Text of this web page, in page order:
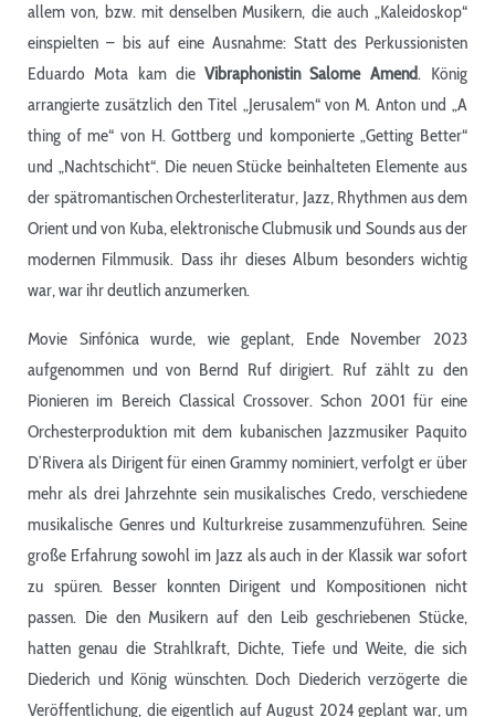
allem von, bzw. mit denselben Musikern, die auch „Kaleidoskop“
einspielten – bis auf eine Ausnahme: Statt des Perkussionisten
Eduardo Mota kam die Vibraphonistin Salome Amend. König
arrangierte zusätzlich den Titel „Jerusalem“ von M. Anton und „A
thing of me“ von H. Gottberg und komponierte „Getting Better“
und „Nachtschicht“. Die neuen Stücke beinhalteten Elemente aus
der spätromantischen Orchesterliteratur, Jazz, Rhythmen aus dem
Orient und von Kuba, elektronische Clubmusik und Sounds aus der
modernen Filmmusik. Dass ihr dieses Album besonders wichtig
war, war ihr deutlich anzumerken.
Movie Sinfónica wurde, wie geplant, Ende November 2023
aufgenommen und von Bernd Ruf dirigiert. Ruf zählt zu den
Pionieren im Bereich Classical Crossover. Schon 2001 für eine
Orchesterproduktion mit dem kubanischen Jazzmusiker Paquito
D’Rivera als Dirigent für einen Grammy nominiert, verfolgt er über
mehr als drei Jahrzehnte sein musikalisches Credo, verschiedene
musikalische Genres und Kulturkreise zusammenzuführen. Seine
große Erfahrung sowohl im Jazz als auch in der Klassik war sofort
zu spüren. Besser konnten Dirigent und Kompositionen nicht
passen. Die den Musikern auf den Leib geschriebenen Stücke,
hatten genau die Strahlkraft, Dichte, Tiefe und Weite, die sich
Diederich und König wünschten. Doch Diederich verzögerte die
Veröffentlichung, die eigentlich auf August 2024 geplant war, um